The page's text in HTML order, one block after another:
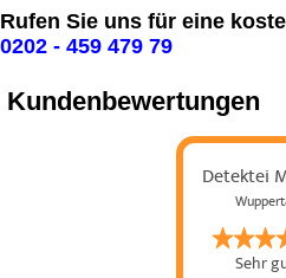
Rufen Sie uns für eine
0202 - 459 479 79
Kundenbewertungen
Detektei
Sehr